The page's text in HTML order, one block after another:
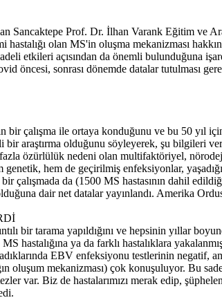
Sancaktepe Prof. Dr. İlhan Varank Eğitim ve
olan MS'in oluşma mekanizması
etkileri açısından da önemli bulunduğuna
öncesi, sonrası dönemde datalar tutulması
çalışma ile ortaya konduğunu ve bu 50 yıl
araştırma olduğunu söyleyerek, şu bilgileri
özürlülük nedeni olan multifaktöriyel,
hem de geçirilmiş enfeksiyonlar,
da (1500 MS hastasının dahil
dair net datalar yayınlandı. Amerika
bir tarama yapıldığını ve hepsinin yıllar
hastalığına ya da farklı hastalıklara
EBV enfeksiyonu testlerinin
oluşum mekanizması) çok konuşuluyor.
var. Biz de hastalarımızı merak edip,